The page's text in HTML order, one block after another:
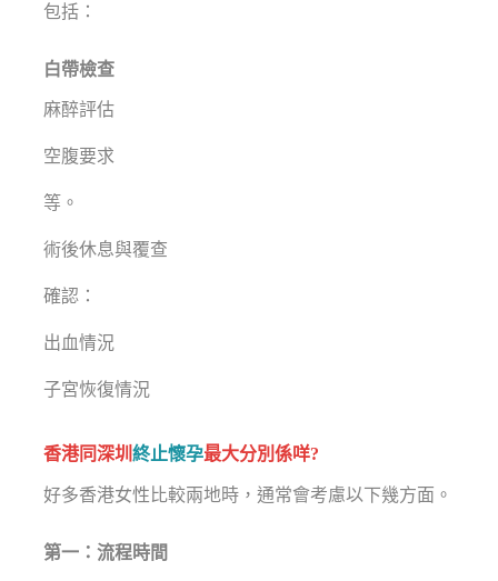
包括：
白帶檢查
麻醉評估
空腹要求
等。
術後休息與覆查
確認：
出血情況
子宮恢復情況
香港同深圳終止懷孕最大分別係咩?
好多香港女性比較兩地時，通常會考慮以下幾方面。
第一：流程時間